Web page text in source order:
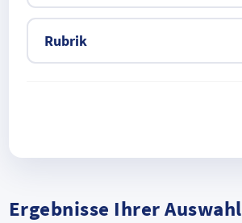
Rubrik
Ergebnisse Ihrer Auswahl